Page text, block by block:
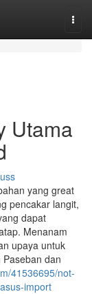
Utama
yang great
pencakar langit,
dapat
Menanam
upaya untuk
dan
41536695/not-
import